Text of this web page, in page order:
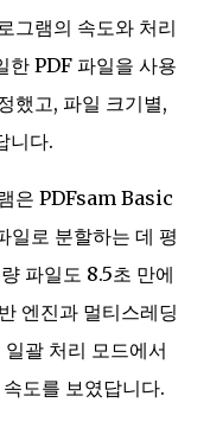
그램의 속도와 처리
한 PDF 파일을 사용
했고, 파일 크기별,
니다.
은 PDFsam Basic
일로 분할하는 데 평
파일도 8.5초 만에
엔진과 멀티스레딩
괄 처리 모드에서
도를 보였답니다.